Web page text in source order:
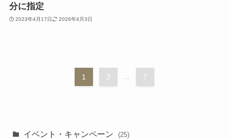
分に指定
2023年4月17日 2026年4月3日
1 2 ... 7
イベント・キャンペーン (25)